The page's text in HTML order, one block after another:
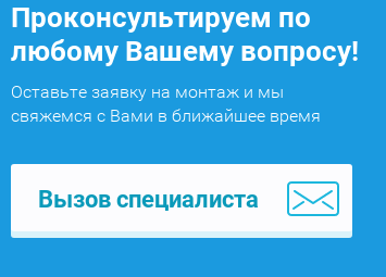
Проконсультируем по
любому Вашему вопросу!
Оставьте заявку на монтаж и мы
свяжемся с Вами в ближайшее время
Вызов специалиста